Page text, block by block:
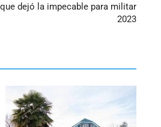
dejó la impecable para militar
2023